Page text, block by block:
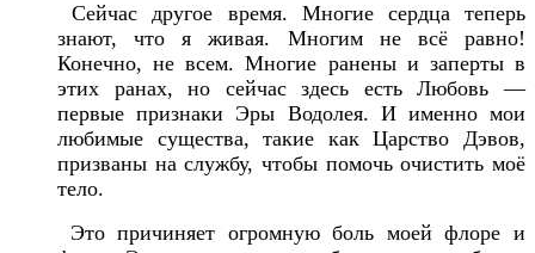
Сейчас другое время. Многие сердца теперь
знают, что я живая. Многим не всё равно!
Конечно, не всем. Многие ранены и заперты в
этих ранах, но сейчас здесь есть Любовь —
первые признаки Эры Водолея. И именно мои
любимые существа, такие как Царство Дэвов,
призваны на службу, чтобы помочь очистить моё
тело.
Это причиняет огромную боль моей флоре и